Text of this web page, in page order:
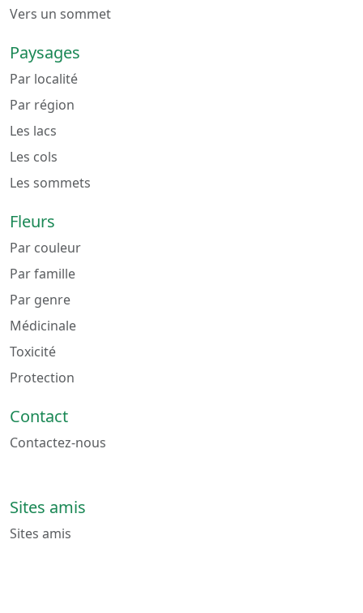
Vers un sommet
Paysages
Par localité
Par région
Les lacs
Les cols
Les sommets
Fleurs
Par couleur
Par famille
Par genre
Médicinale
Toxicité
Protection
Contact
Contactez-nous
Sites amis
Sites amis